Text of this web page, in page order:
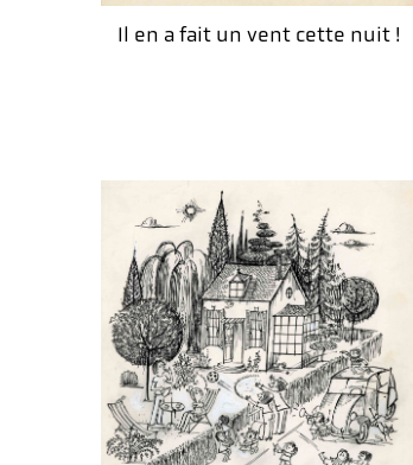
Il en a fait un vent cette nuit !